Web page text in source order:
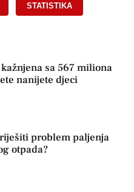
STATISTIKA
sa 567 miliona
nanijete djeci
problem paljenja
otpada?